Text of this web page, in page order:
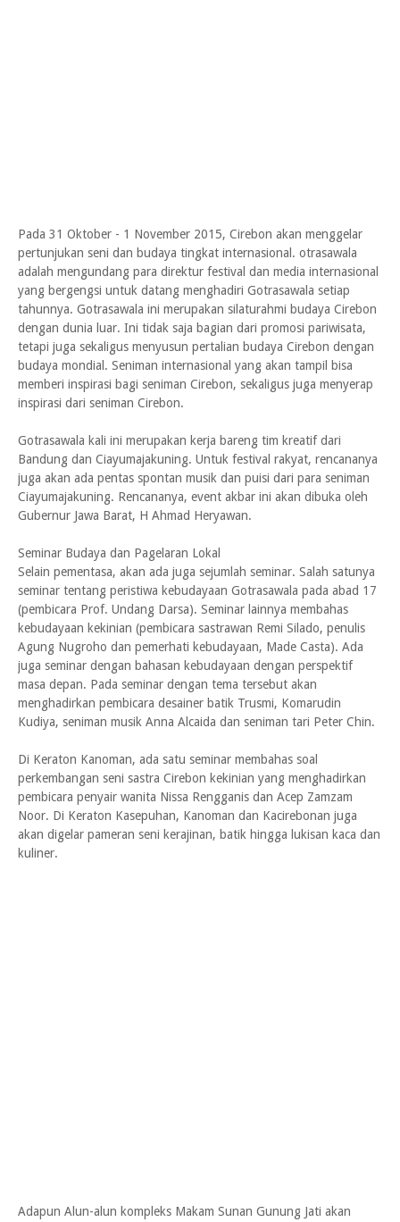
Pada 31 Oktober - 1 November 2015, Cirebon akan menggelar
pertunjukan seni dan budaya tingkat internasional. otrasawala
adalah mengundang para direktur festival dan media internasional
yang bergengsi untuk datang menghadiri Gotrasawala setiap
tahunnya. Gotrasawala ini merupakan silaturahmi budaya Cirebon
dengan dunia luar. Ini tidak saja bagian dari promosi pariwisata,
tetapi juga sekaligus menyusun pertalian budaya Cirebon dengan
budaya mondial. Seniman internasional yang akan tampil bisa
memberi inspirasi bagi seniman Cirebon, sekaligus juga menyerap
inspirasi dari seniman Cirebon.
Gotrasawala kali ini merupakan kerja bareng tim kreatif dari
Bandung dan Ciayumajakuning. Untuk festival rakyat, rencananya
juga akan ada pentas spontan musik dan puisi dari para seniman
Ciayumajakuning. Rencananya, event akbar ini akan dibuka oleh
Gubernur Jawa Barat, H Ahmad Heryawan.
Seminar Budaya dan Pagelaran Lokal
Selain pementasa, akan ada juga sejumlah seminar. Salah satunya
seminar tentang peristiwa kebudayaan Gotrasawala pada abad 17
(pembicara Prof. Undang Darsa). Seminar lainnya membahas
kebudayaan kekinian (pembicara sastrawan Remi Silado, penulis
Agung Nugroho dan pemerhati kebudayaan, Made Casta). Ada
juga seminar dengan bahasan kebudayaan dengan perspektif
masa depan. Pada seminar dengan tema tersebut akan
menghadirkan pembicara desainer batik Trusmi, Komarudin
Kudiya, seniman musik Anna Alcaida dan seniman tari Peter Chin.
Di Keraton Kanoman, ada satu seminar membahas soal
perkembangan seni sastra Cirebon kekinian yang menghadirkan
pembicara penyair wanita Nissa Rengganis dan Acep Zamzam
Noor. Di Keraton Kasepuhan, Kanoman dan Kacirebonan juga
akan digelar pameran seni kerajinan, batik hingga lukisan kaca dan
kuliner.
Adapun Alun-alun kompleks Makam Sunan Gunung Jati akan